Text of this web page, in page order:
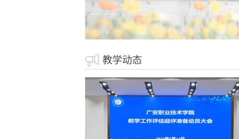
教学动态